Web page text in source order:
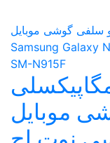
دوربین 3.7 مگاپیکسلی
موبایل